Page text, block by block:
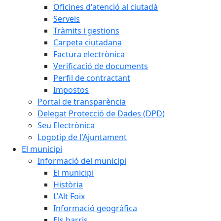
Oficines d'atenció al ciutadà
Serveis
Tràmits i gestions
Carpeta ciutadana
Factura electrònica
Verificació de documents
Perfil de contractant
Impostos
Portal de transparència
Delegat Protecció de Dades (DPD)
Seu Electrònica
Logotip de l'Ajuntament
El municipi
Informació del municipi
El municipi
Història
L'Alt Foix
Informació geogràfica